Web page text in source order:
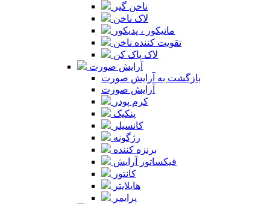
ناخن گیر
لاک ناخن
مانیکور ، پدیکور
تقویت کننده ناخن
لاک پاک کن
آرایش صورت
بازگشت به آرایش صورت
آرایش صورت
کرم پودر
پنکیک
کانسیلر
رژگونه
برنزه کننده
فیکساتور آرایش
کانتور
هایلایتر
پرایمر